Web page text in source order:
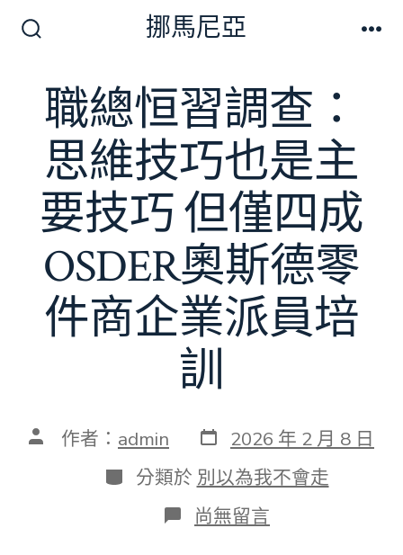
切
開
挪馬尼亞
職總恒習調查：
思維技巧也是主
要技巧 但僅四成
OSDER奧斯德零
件商企業派員培
訓
文 作者： admin 發
表
日
期
2026 年 2 月 8 日
分
類
分類於 別以為我不會走
在
〈職
尚無留言